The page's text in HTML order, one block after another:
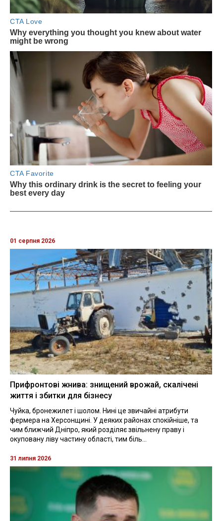
01 серпня 2026
Прифронтові жнива: знищений врожай, скалічені
життя і збитки для бізнесу
Чуйка, бронежилет і шолом. Нині це звичайні атрибути
фермера на Херсонщині. У деяких районах спокійніше, та
чим ближчий Дніпро, який розділяє звільнену праву і
окуповану ліву частину області, тим біль...
31 липня 2026